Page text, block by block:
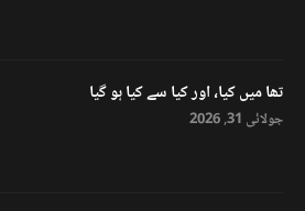
تھا میں کیا، اور کیا سے کیا ہو گیا
جولائی 31, 2026